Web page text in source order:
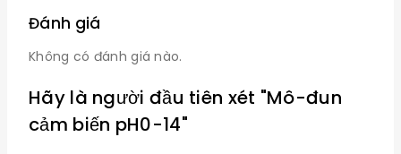
Đánh giá
Không có đánh giá nào.
Hãy là người đầu tiên xét "Mô-đun
cảm biến pH0-14"